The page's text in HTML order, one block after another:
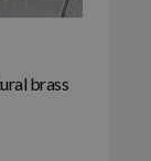
brass